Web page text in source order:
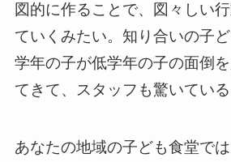
図的に作ることで、図々しい
ていくみたい。知り合いの子
学年の子が低学年の子の面倒
てきて、スタッフも驚いている
あなたの地域の子ども食堂で